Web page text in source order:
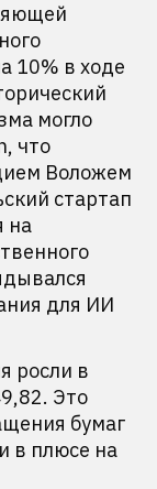
10% в ходе
могло
что
Воложем
стартап
на
для ИИ
росли в
Это
бумаг
в плюсе на